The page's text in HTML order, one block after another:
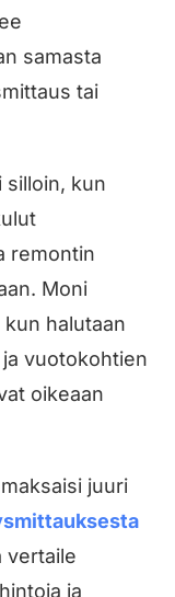
samasta
tai
silloin, kun
remontin
Moni
halutaan
vuotokohtien
oikeaan
juuri
vertaile
ja